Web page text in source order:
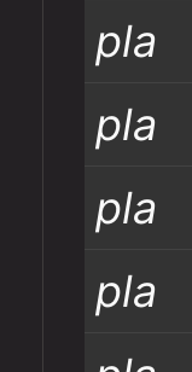
row
y_ar
row
pla
y_ar
row
pla
y_ar
row
pla
y_ar
pla